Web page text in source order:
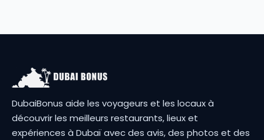
DubaiBonus aide les voyageurs et les locaux à
découvrir les meilleurs restaurants, lieux et
expériences à Dubaï avec des avis, des photos et des